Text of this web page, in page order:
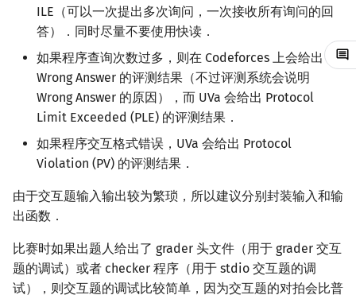
GUIDE
Sublime Text
CP Editor
Code::Blocks
LaTeX 入门
Git
锦标赛排序
Tim 排序
排序相关 STL
排序应用
优化
动态 DP
概率 DP
DP 套 DP
DP 优化
后缀自动机 (SAM)
后缀平衡树
广义后缀自动机
后缀树
回文树
序列自动机
最小表示法
中国剩余定理
升幂引理
阶乘取模
卢卡斯定理
阶 & 原根
离散对数
多项式与生成函数 符号化方法
Lagrange 反演
形式幂级数复合|复合逆
普通生成函数
组合数学
分拆数
范德蒙德卷积
Pólya 计数
图论计数
线性代数
Jordan标准型
线性规划
概率论
博弈论
数值算法
树状数组
线段树
划分树
二叉搜索树 & 平衡树
可持久化数据结构
树套树
K-D Tree
树哈希
树上随机游走
拆点
连通性相关
环计数问题
最小环
欧拉图
哈密顿图
二分图
随机增量法
反演变换
计算几何杂项
表达式求值
在一台机器上规划任务
主元素问题
Garsia–Wachs 算法
Kahan 求和
珂朵莉树/颜色段均摊
空间优化简介
ILE（可以一次提出多次询问，一次接收所有询问的回
答）．同时尽量不要使用快读．
如果程序查询次数过多，则在 Codeforces 上会给出
Wrong Answer 的评测结果（不过评测系统会说明
Wrong Answer 的原因），而 UVa 会给出 Protocol
Limit Exceeded (PLE) 的评测结果．
如果程序交互格式错误，UVa 会给出 Protocol
Violation (PV) 的评测结果．
由于交互题输入输出较为繁琐，所以建议分别封装输入和输
出函数．
比赛时如果出题人给出了 grader 头文件（用于 grader 交互
题的调试）或者 checker 程序（用于 stdio 交互题的调
试），则交互题的调试比较简单，因为交互题的对拍会比普